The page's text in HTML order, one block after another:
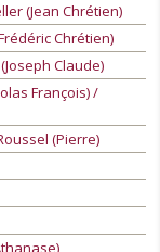
(Jean Chrétien)
Chrétien)
Claude)
François) /
(Pierre)